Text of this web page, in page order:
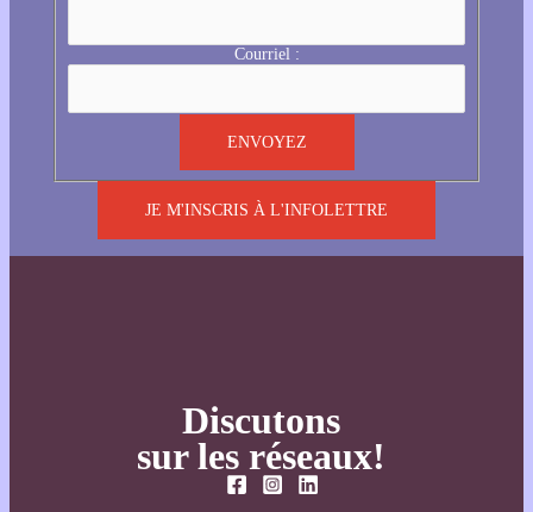
Courriel :
JE M'INSCRIS À L'INFOLETTRE
Discutons
sur les réseaux!